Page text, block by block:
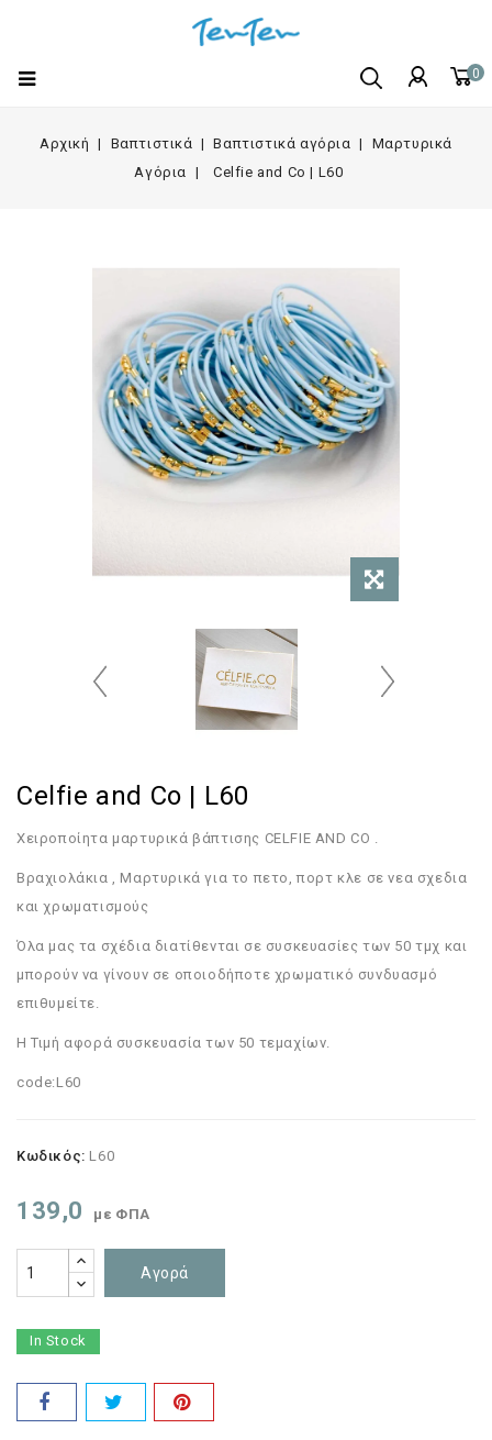
0
Αρχική Βαπτιστικά Βαπτιστικά αγόρια
Μαρτυρικά
Αγόρια
Celfie and Co | L60
Celfie and Co | L60
Χειροποίητα μαρτυρικά βάπτισης CELFIE AND CO .
Bραχιολάκια , Μαρτυρικά για το πετο, πορτ κλε σε νεα σχεδια
και χρωματισμούς
Όλα μας τα σχέδια διατίθενται σε συσκευασίες των 50 τμχ και
μπορούν να γίνουν σε οποιοδήποτε χρωματικό συνδυασμό
επιθυμείτε.
Η Τιμή αφορά συσκευασία των 50 τεμαχίων.
code:L60
Κωδικός: L60
139,0 με ΦΠΑ
Αγορά
In Stock